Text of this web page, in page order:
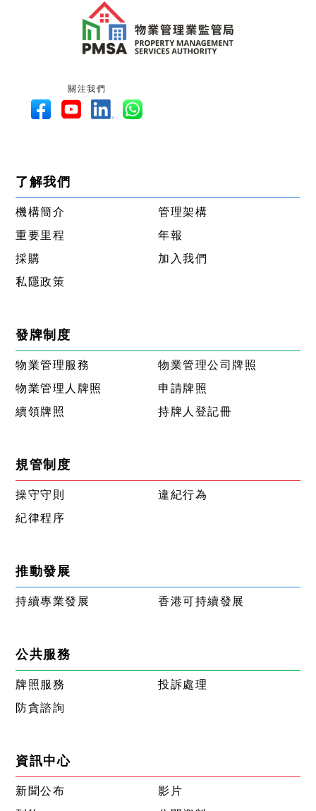
關注我們
了解我們
機構簡介
管理架構
重要里程
年報
採購
加入我們
私隱政策
發牌制度
物業管理服務
物業管理公司牌照
物業管理人牌照
申請牌照
續領牌照
持牌人登記冊
規管制度
操守守則
違紀行為
紀律程序
推動發展
持續專業發展 香港可持續發展
公共服務
牌照服務
投訴處理
防貪諮詢
資訊中心
新聞公布
影片